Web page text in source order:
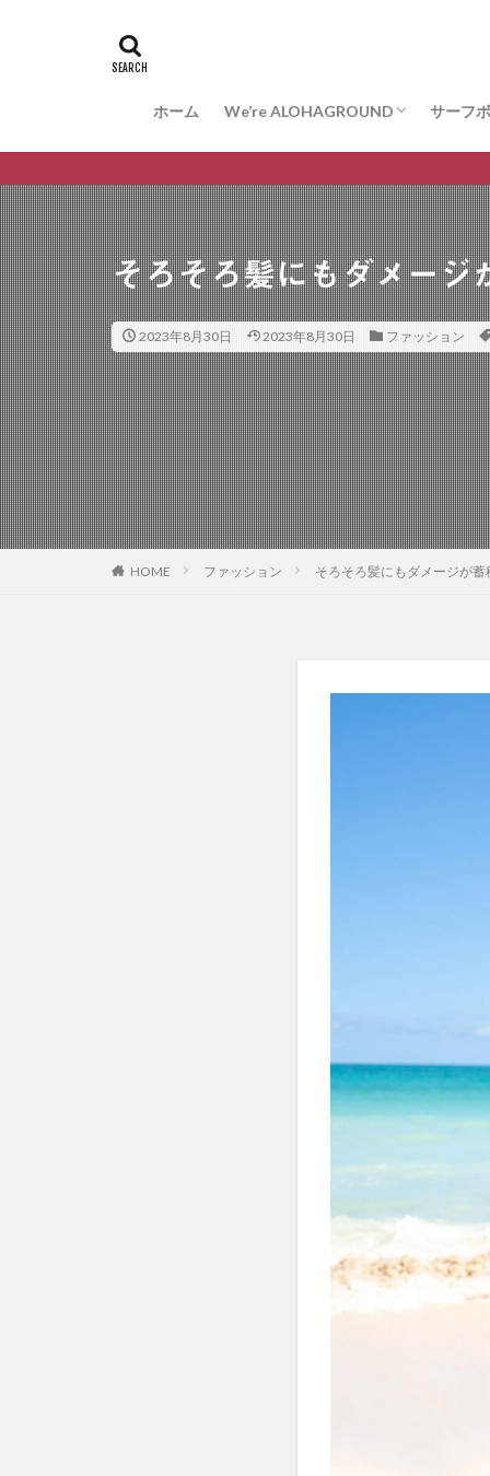
ホーム We’re ALOHAGROUND
お問合せ
サーフ
サー
VESSO
そろそろ髪にもダメージ
2023年8月30日 2023年8月30日 ファッション
HOME ファッション そろそろ髪にもダメージが